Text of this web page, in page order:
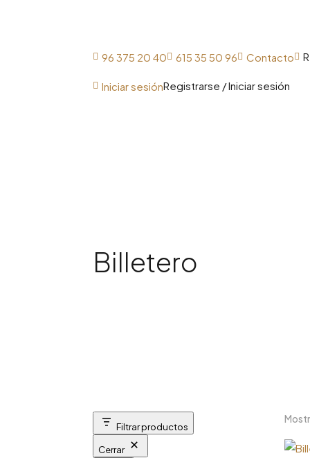
 96 375 20 40  615 35 50 96  Contacto 
 Iniciar sesiónRegistrarse / Iniciar sesión
Billetero
Filtrar productos
Cerrar